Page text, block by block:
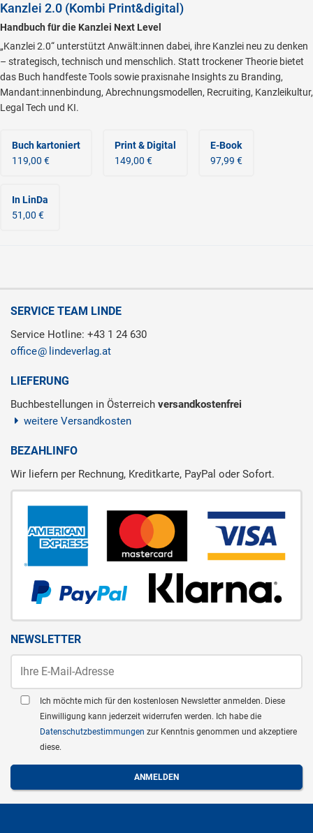
Kanzlei 2.0 (Kombi Print&digital)
Handbuch für die Kanzlei Next Level
„Kanzlei 2.0“ unterstützt Anwält:innen dabei, ihre Kanzlei neu zu denken
– strategisch, technisch und menschlich. Statt trockener Theorie bietet
das Buch handfeste Tools sowie praxisnahe Insights zu Branding,
Mandant:innenbindung, Abrechnungsmodellen, Recruiting, Kanzleikultur,
Legal Tech und KI.
Buch kartoniert
119,00 €
Print & Digital
149,00 €
E-Book
97,99 €
In LinDa
51,00 €
SERVICE TEAM LINDE
Service Hotline: +43 1 24 630
office
lindeverlag.at
LIEFERUNG
Buchbestellungen in Österreich versandkostenfrei
weitere Versandkosten
BEZAHLINFO
Wir liefern per Rechnung, Kreditkarte, PayPal oder Sofort.
NEWSLETTER
Ich möchte mich für den kostenlosen Newsletter anmelden. Diese
Einwilligung kann jederzeit widerrufen werden. Ich habe die
Datenschutzbestimmungen zur Kenntnis genommen und akzeptiere
diese.